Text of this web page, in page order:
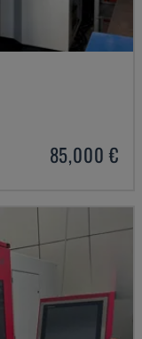
85,000 €